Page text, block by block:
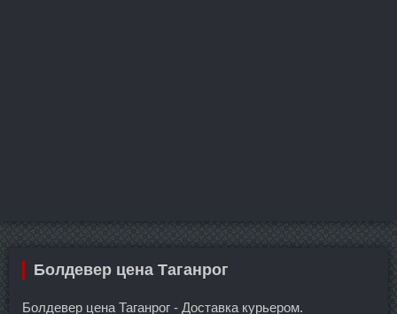
Болдевер цена Таганрог
Болдевер цена Таганрог - Доставка курьером.